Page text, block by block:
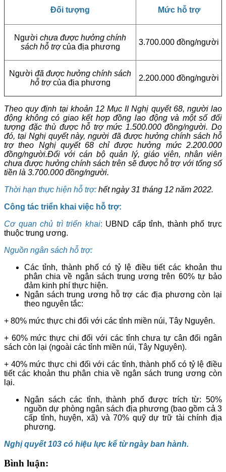
Đối tượng Mức hỗ trợ
Người chưa được hưởng chính
sách hỗ trợcủa địa phương
3.700.000 đồng/người
Người đã được hưởng chính sách
hỗ trợcủa địa phương
2.200.000 đồng/người
Theo quy định tại khoản 12 Mục II Nghị quyết 68, người lao
động không có giao kết hợp đồng lao động và một số đối
tượng đặc thù được hỗ trợ mức 1.500.000 đồng/người. Do
đó, tại Nghị quyết này, người đã được hưởng chính sách hỗ
trợ theo Nghị quyết 68 chỉ được hưởng mức 2.200.000
đồng/người.Đối với cán bộ quản lý, giáo viên, nhân viên
chưa được hưởng chính sách trên sẽ được hỗ trợ với tổng số
tiền là 3.700.000 đồng/người.
Thời hạn thực hiện hỗ trợ: hết ngày 31 tháng 12 năm 2022.
Công tác triển khai việc hỗ trợ:
Cơ quan chủ trì triển khai: UBND cấp tỉnh, thành phố trực
thuộc trung ương.
Nguồn ngân sách hỗ trợ:
Các tỉnh, thành phố có tỷ lệ điều tiết các khoản thu
phân chia về ngân sách trung ương trên 60% tự bảo
đảm kinh phí thực hiện.
Ngân sách trung ương hỗ trợ các địa phương còn lại
theo nguyên tắc:
+ 80% mức thực chi đối với các tỉnh miền núi, Tây Nguyên.
+ 60% mức thực chi đối với các tỉnh chưa tự cân đối ngân
sách còn lại (ngoài các tỉnh miền núi, Tây Nguyên).
+ 40% mức thực chi đối với các tỉnh, thành phố có tỷ lệ điều
tiết các khoản thu phân chia về ngân sách trung ương còn
lại.
Ngân sách các tỉnh, thành phố được trích từ: 50%
nguồn dự phòng ngân sách địa phương (bao gồm cả 3
cấp tỉnh, huyện, xã) và 70% quỹ dự trữ tài chính địa
phương.
Nghị quyết 103 có hiệu lực kể từ ngày ban hành.
Bình luận: